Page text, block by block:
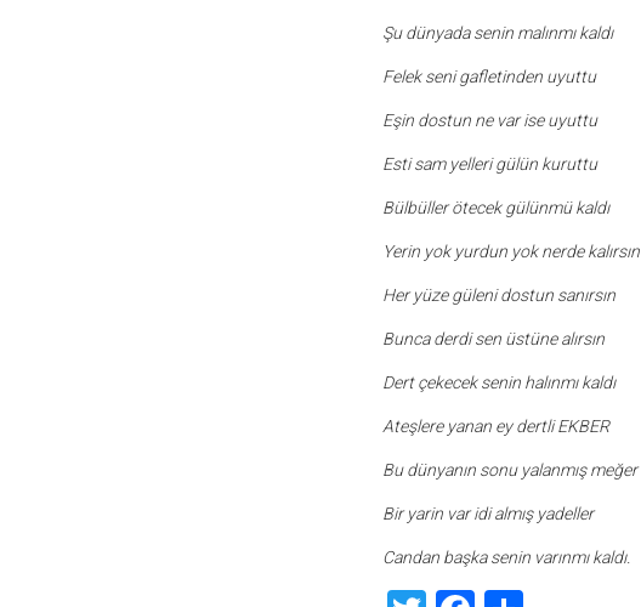
Şu dünyada senin malınmı kaldı
Felek seni gafletinden uyuttu
Eşin dostun ne var ise uyuttu
Esti sam yelleri gülün kuruttu
Bülbüller ötecek gülünmü kaldı
Yerin yok yurdun yok nerde kalırsın
Her yüze güleni dostun sanırsın
Bunca derdi sen üstüne alırsın
Dert çekecek senin halınmı kaldı
Ateşlere yanan ey dertli EKBER
Bu dünyanın sonu yalanmış meğer
Bir yarin var idi almış yadeller
Candan başka senin varınmı kaldı.